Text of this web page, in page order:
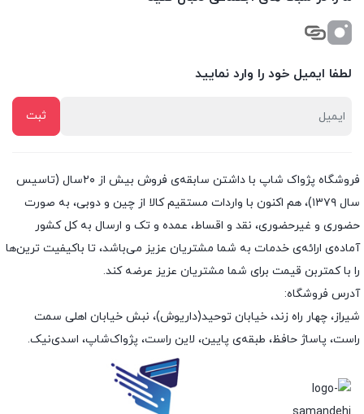
لطفا ایمیل خود را وارد نمایید
فروشگاه پژواک شاپ با داشتن سابقه‌ی فروش بیش از ۲۰سال (تاسیس
سال ۱۳۷۹)، هم اکنون با واردات مستقیم کالا از چین و دوبی، به صورت
حضوری و غیرحضوری، نقد و اقساط، عمده و تک و ارسال به کل کشور
آماده‌ی ارائه‌ی خدمات به شما مشتریان عزیز می‌باشد، تا باکیفیت ترین‌ها
را با کمتربن قیمت برای شما مشتریان عزیز عرضه کند.
آدرس فروشگاه:
شیراز، چهار راه زند، خیابان توحید(داریوش)، نبش خیابان اهلی سمت
راست، پاساژ حافظ، طبقه‌ی پایین، لاین راست، پژواک‌شاپ، اسدی‌نیک.